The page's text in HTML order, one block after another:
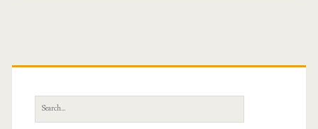
Primary
Sidebar
Search
for: